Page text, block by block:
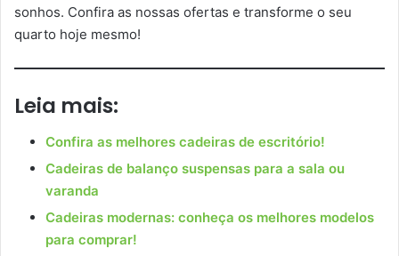
sonhos. Confira as nossas ofertas e transforme o seu
quarto hoje mesmo!
Leia mais:
Confira as melhores cadeiras de escritório!
Cadeiras de balanço suspensas para a sala ou
varanda
Cadeiras modernas: conheça os melhores modelos
para comprar!